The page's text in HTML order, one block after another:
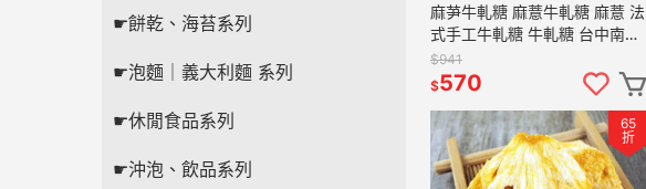
☛餅乾、海苔系列
☛泡麵｜義大利麵 系列
☛休閒食品系列
☛沖泡、飲品系列
麻芛牛軋糖 麻薏牛軋糖 麻薏 法
式手工牛軋糖 牛軋糖 台中南屯
特產 伴手禮 年節禮盒【甜園】
$941
$570
65
折